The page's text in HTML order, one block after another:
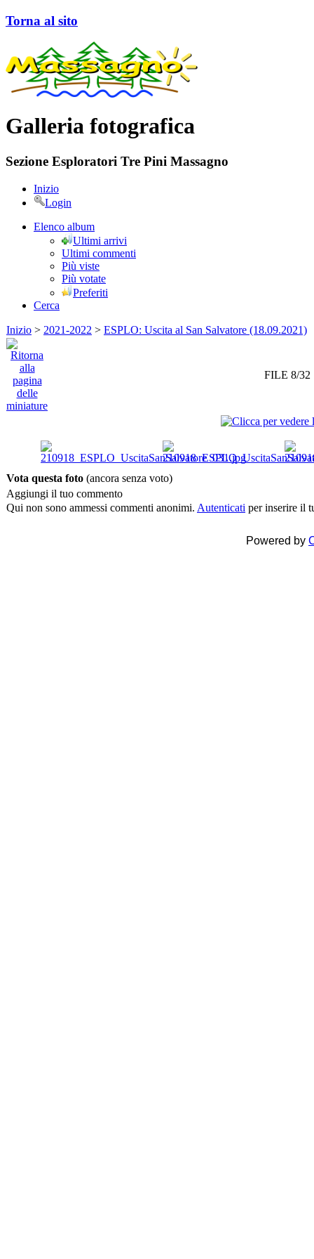
Torna al sito
Galleria fotografica
Sezione Esploratori Tre Pini Massagno
Inizio
Login
Elenco album
Ultimi arrivi
Ultimi commenti
Più viste
Più votate
Preferiti
Cerca
Inizio > 2021-2022 > ESPLO: Uscita al San Salvatore (18.09.2021)
FILE 8/32
Vota questa foto (ancora senza voto)
Aggiungi il tuo commento
Qui non sono ammessi commenti anonimi. Autenticati per inserire il
Powered by